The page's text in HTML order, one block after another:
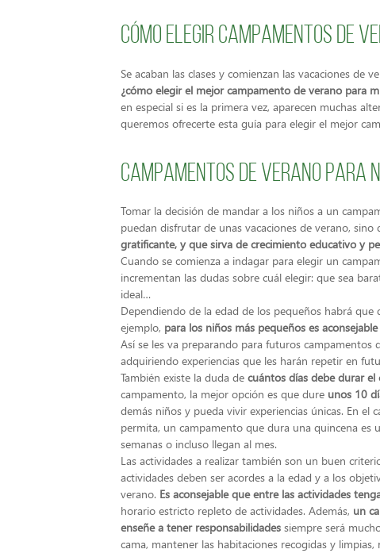
Cómo elegir campamentos de
Se acaban las clases y comienzan las vacaciones de
¿cómo elegir el mejor campamento de verano para
en especial si es la primera vez, aparecen muchas
queremos ofrecerte esta guía para elegir el mejor
Campamentos de verano para
Tomar la decisión de mandar a los niños a un
puedan disfrutar de unas vacaciones de verano, sino
gratificante, y que sirva de crecimiento educativo y
Cuando se comienza a indagar para elegir un
incrementan las dudas sobre cuál elegir: que sea
ideal…
Dependiendo de la edad de los pequeños habrá
ejemplo, para los niños más pequeños es
Así se les va preparando para futuros
adquiriendo experiencias que les harán repetir en
También existe la duda de cuántos días debe durar
campamento, la mejor opción es que dure unos 10
demás niños y pueda vivir experiencias únicas. En
permita, un campamento que dura una quincena
semanas o incluso llegan al mes.
Las actividades a realizar también son un buen
actividades deben ser acordes a la edad y a los
verano. Es aconsejable que entre las actividades
horario estricto repleto de actividades. Además, un
enseñe a tener responsabilidades siempre será
cama, mantener las habitaciones recogidas y